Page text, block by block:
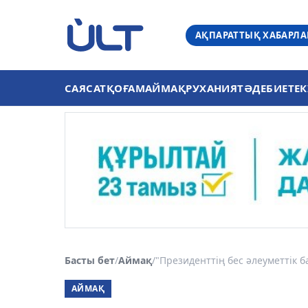
АҚПАРАТТЫҚ
САЯСАТҚОҒАМАЙМАҚРУХАНИЯТӘДЕБИЕТ
Басты бет/Аймақ/"Президенттің бес әлеуметтік
АЙМАҚ